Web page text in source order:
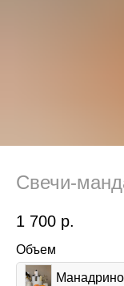
Свечи-
1 700 р.
Объем